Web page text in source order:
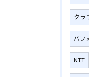
クラ
パフ
NTT